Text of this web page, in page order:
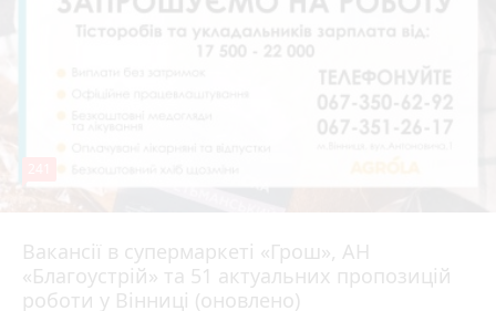
Вакансії в супермаркеті «Грош», АН
«Благоустрій» та 51 актуальних пропозицій
роботи у Вінниці (оновлено)
4 серпня 2026 р.